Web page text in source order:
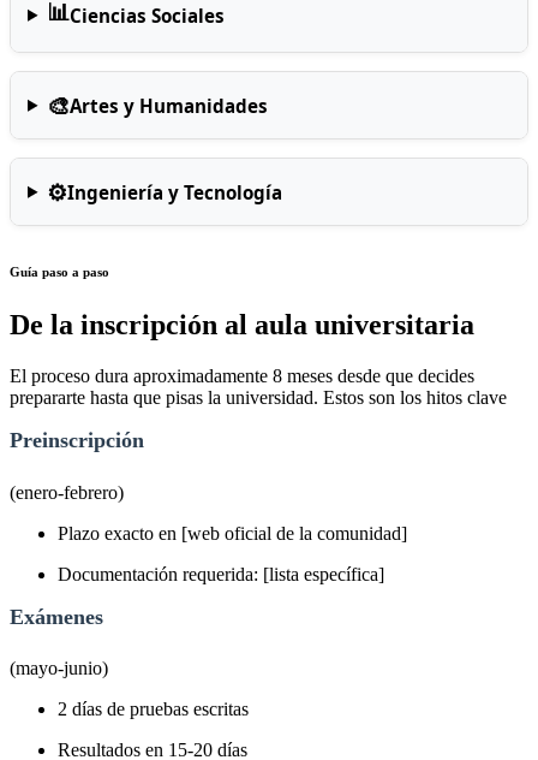
📊Ciencias Sociales
🎨Artes y Humanidades
⚙️Ingeniería y Tecnología
Guía paso a paso
De la inscripción al aula universitaria
El proceso dura aproximadamente 8 meses desde que decides
prepararte hasta que pisas la universidad. Estos son los hitos clave
Preinscripción
(enero-febrero)
Plazo exacto en [web oficial de la comunidad]
Documentación requerida: [lista específica]
Exámenes
(mayo-junio)
2 días de pruebas escritas
Resultados en 15-20 días